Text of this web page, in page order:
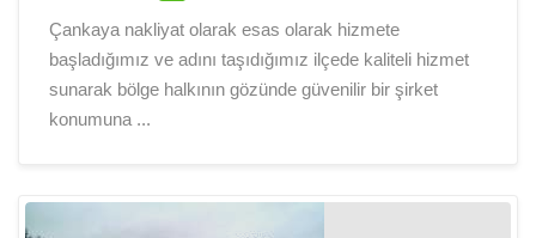
Çankaya nakliyat olarak esas olarak hizmete
başladığımız ve adını taşıdığımız ilçede kaliteli hizmet
sunarak bölge halkının gözünde güvenilir bir şirket
konumuna ...